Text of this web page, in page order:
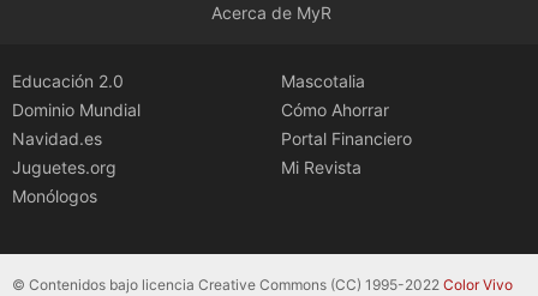
Acerca de MyR
Educación 2.0
Dominio Mundial
Navidad.es
Juguetes.org
Monólogos
Mascotalia
Cómo Ahorrar
Portal Financiero
Mi Revista
© Contenidos bajo licencia Creative Commons (CC) 1995-2022 Color Vivo